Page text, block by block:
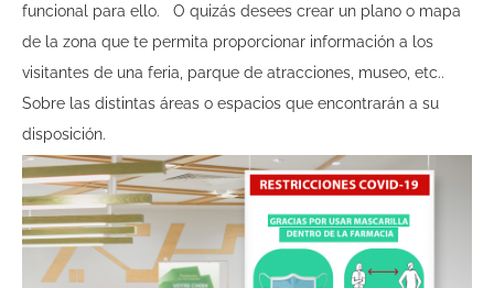
funcional para ello.
O quizás desees crear un plano o mapa
de la zona que te permita proporcionar información a los
visitantes de una feria, parque de atracciones, museo, etc..
Sobre las distintas áreas o espacios que encontrarán a su
disposición.